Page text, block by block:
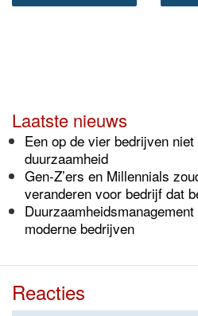
Laatste nieuws
Een op de vier bedrijven
duurzaamheid
Gen-Z’ers en Millennials
veranderen voor bedrijf dat
moderne bedrijven
Reacties